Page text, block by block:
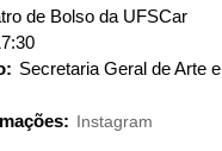
de Bolso da UFSCar
Secretaria Geral de Arte e
Instagram